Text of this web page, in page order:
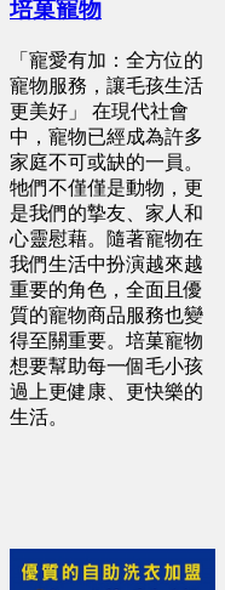
培菓寵物
「寵愛有加：全方位的
寵物服務，讓毛孩生活
更美好」 在現代社會
中，寵物已經成為許多
家庭不可或缺的一員。
牠們不僅僅是動物，更
是我們的摯友、家人和
心靈慰藉。隨著寵物在
我們生活中扮演越來越
重要的角色，全面且優
質的寵物商品服務也變
得至關重要。培菓寵物
想要幫助每一個毛小孩
過上更健康、更快樂的
生活。